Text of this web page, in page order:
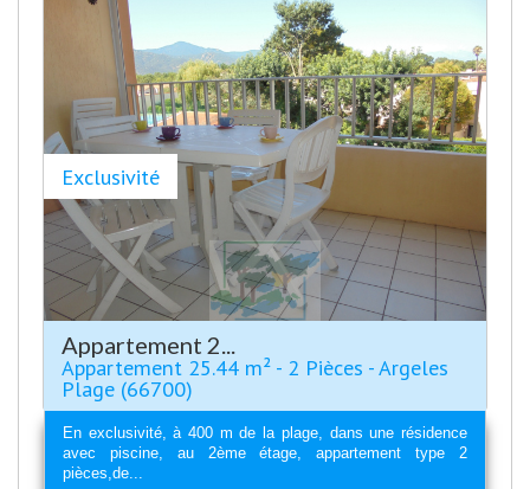
Exclusivité
Appartement 2...
Appartement 25.44 m² - 2 Pièces - Argeles
Plage (66700)
En exclusivité, à 400 m de la plage, dans une résidence
avec piscine, au 2ème étage, appartement type 2
pièces,de...